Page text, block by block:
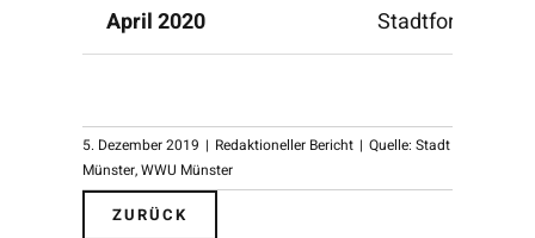
April 2020
Stadtforum
5. Dezember 2019 | Redaktioneller Bericht | Quelle: Stadt
Münster,WWU Münster
ZURÜCK